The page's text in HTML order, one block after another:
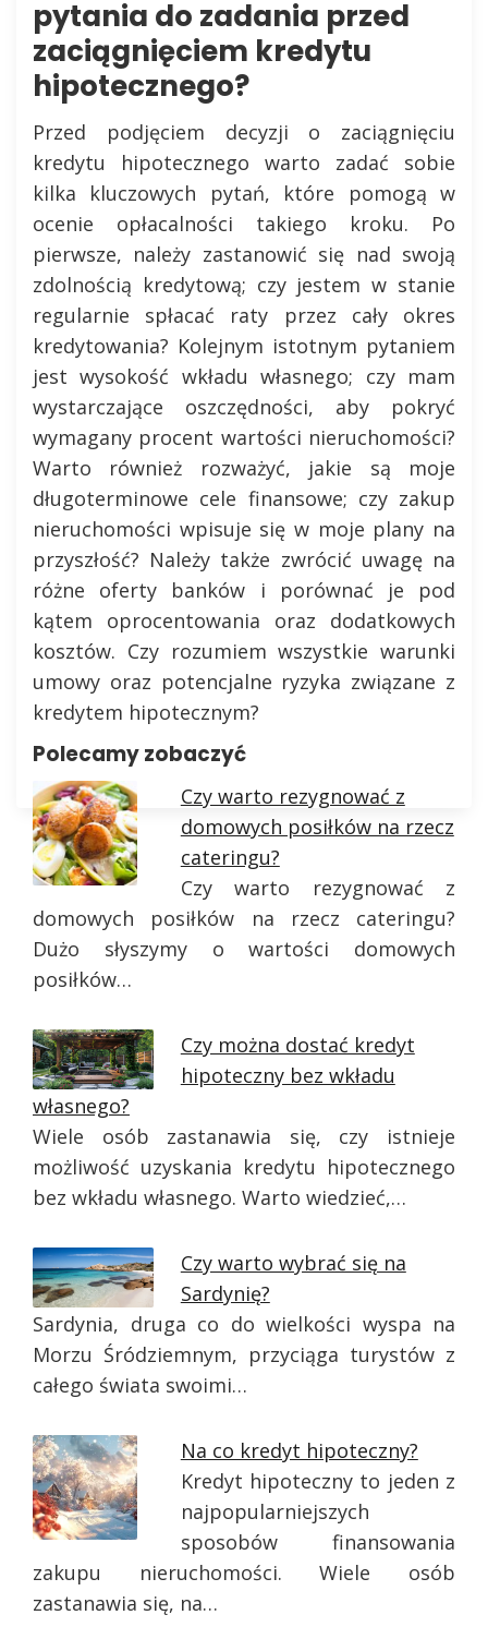
pytania do zadania przed
zaciągnięciem kredytu
hipotecznego?
Przed podjęciem decyzji o zaciągnięciu
kredytu hipotecznego warto zadać sobie
kilka kluczowych pytań, które pomogą w
ocenie opłacalności takiego kroku. Po
pierwsze, należy zastanowić się nad swoją
zdolnością kredytową; czy jestem w stanie
regularnie spłacać raty przez cały okres
kredytowania? Kolejnym istotnym pytaniem
jest wysokość wkładu własnego; czy mam
wystarczające oszczędności, aby pokryć
wymagany procent wartości nieruchomości?
Warto również rozważyć, jakie są moje
długoterminowe cele finansowe; czy zakup
nieruchomości wpisuje się w moje plany na
przyszłość? Należy także zwrócić uwagę na
różne oferty banków i porównać je pod
kątem oprocentowania oraz dodatkowych
kosztów. Czy rozumiem wszystkie warunki
umowy oraz potencjalne ryzyka związane z
kredytem hipotecznym?
Polecamy zobaczyć
Czy warto rezygnować z
domowych posiłków na rzecz
cateringu?
Czy warto rezygnować z
domowych posiłków na rzecz cateringu?
Dużo słyszymy o wartości domowych
posiłków…
Czy można dostać kredyt
hipoteczny bez wkładu
własnego?
Wiele osób zastanawia się, czy istnieje
możliwość uzyskania kredytu hipotecznego
bez wkładu własnego. Warto wiedzieć,…
Czy warto wybrać się na
Sardynię?
Sardynia, druga co do wielkości wyspa na
Morzu Śródziemnym, przyciąga turystów z
całego świata swoimi…
Na co kredyt hipoteczny?
Kredyt hipoteczny to jeden z
najpopularniejszych
sposobów finansowania
zakupu nieruchomości. Wiele osób
zastanawia się, na…